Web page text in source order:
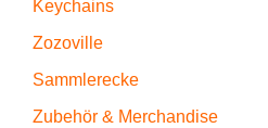
Keychains
Zozoville
Sammlerecke
Zubehör & Merchandise